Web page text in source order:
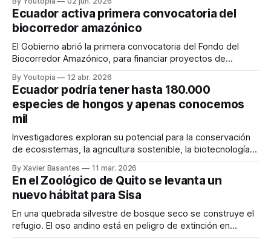
Ecuador activa primera convocatoria del
biocorredor amazónico
El Gobierno abrió la primera convocatoria del Fondo del
Biocorredor Amazónico, para financiar proyectos de
By Youtopia 12 abr. 2026
Ecuador podría tener hasta 180.000
especies de hongos y apenas conocemos
mil
Investigadores exploran su potencial para la conservación
de ecosistemas, la agricultura sostenible, la biotecnología y
By Xavier Basantes 11 mar. 2026
En el Zoológico de Quito se levanta un
nuevo hábitat para Sisa
En una quebrada silvestre de bosque seco se construye el
refugio. El oso andino está en peligro de extinción en